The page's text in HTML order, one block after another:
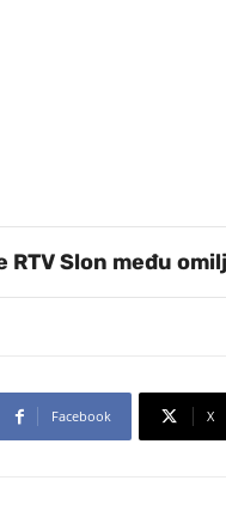
RTV Slon među
Facebook X